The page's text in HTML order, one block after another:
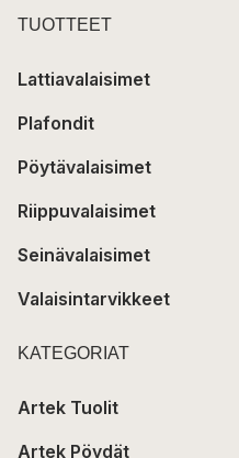
TUOTTEET
Lattiavalaisimet
Plafondit
Pöytävalaisimet
Riippuvalaisimet
Seinävalaisimet
Valaisintarvikkeet
KATEGORIAT
Artek Tuolit
Artek Pöydät